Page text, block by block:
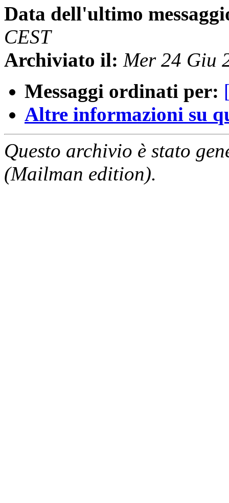
Data dell'ultimo
CEST
Archiviato il: Mer 24 Giu
Messaggi ordinati per:
Altre informazioni su
Questo archivio è stato
(Mailman edition).